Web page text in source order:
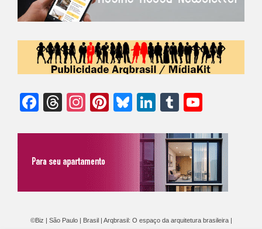
Facebook
Threads
Instagram
Pinterest
Bluesky
LinkedIn
Tumblr
©Biz | São Paulo | Brasil | Arqbrasil: O espaço da arquitetura brasileira |